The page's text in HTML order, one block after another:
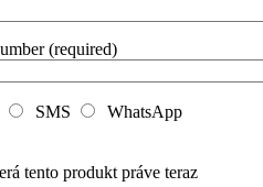
(required)
SMS WhatsApp
tento produkt práve teraz